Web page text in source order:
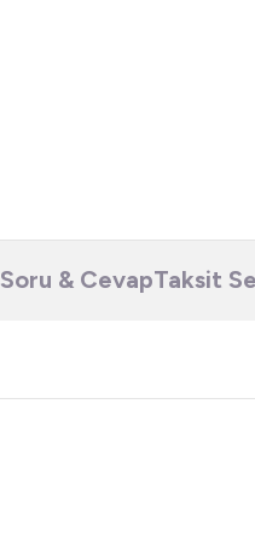
Soru & CevapTaksit